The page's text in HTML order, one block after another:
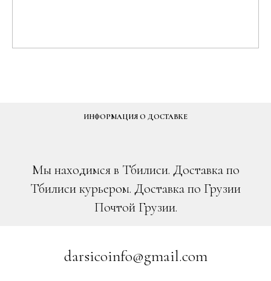
ИНФОРМАЦИЯ О ДОСТАВКЕ
Мы находимся в Тбилиси. Доставка по
Тбилиси курьером. Доставка по Грузии
Почтой Грузии.
darsicoinfo@gmail.com